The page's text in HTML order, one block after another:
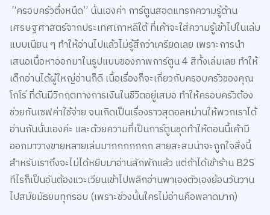
“ครอบครัวตึ่งหนืด” นั่นเองค่า การ์ตูนสอดแทรกความรู้ด้าน
เศรษฐศาสตร์จากประเทศเกาหลีใต้ ที่เค้าจะใส่ความรู้เข้าไปในเล่ม
แบบเนียน ๆ ทำให้อ่านไปแล้วไม่รู้สึกว่าเครียดเลย เพราะการนำ
เสนอเนื้อหาออกมาในรูปแบบของภาพการ์ตูน 4 สีทั้งเล่มเลย ทำให้
เด็กอ่านได้ผู้ใหญ่อ่านก็ดี เนื้อเรื่องก็จะเกี่ยวกับครอบครัวของคุณ
โกโร่ ที่ดันมีวิกฤตทางการเงินในชีวิตอยู่เสมอ ทำให้ครอบครัวต้อง
ช่วยกันเซฟค่าใช้จ่าย จนเกิดเป็นเรื่องราวสุดอลหม่านให้พวกเราได้
อ่านกันนั่นเองค่ะ และด้วยความที่เป็นการ์ตูนชุดทำให้ตอนนี้เค้ามี
ออกมาวางขายหลายเล่มมากกกกกกก สายสะสมน่าจะถูกใจสิ่งนี้
สำหรับเราถึงจะไม่ได้หยิบมาอ่านสักพักแล้ว แต่ถ้าได้เข้าร้าน B2S
ทีไรก็เป็นอันต้องแวะเวียนเข้าไปพลิกอ่านพาเองตัวเองย้อนวันวาน
ไปสมัยมัธยมทุกรอบ (เพราะช่วงนั้นใครไม่อ่านคือพลาดมาก)